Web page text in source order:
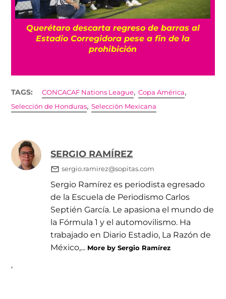
Querétaro descarta regreso de barras al
Estadio Corregidora pese a fin de la
prohibición
TAGS: CONCACAF Nations League,Copa América,
Selección de Honduras,Selección Mexicana
SERGIO RAMÍREZ
sergio.ramirez@sopitas.com
Sergio Ramírez es periodista egresado
de la Escuela de Periodismo Carlos
Septién García. Le apasiona el mundo de
la Fórmula 1 y el automovilismo. Ha
trabajado en Diario Estadio, La Razón de
México,... More by Sergio Ramírez